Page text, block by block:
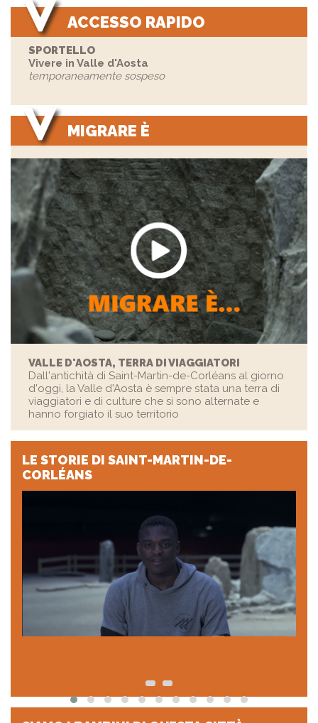
ACCESSO RAPIDO
SPORTELLO
Vivere in Valle d'Aosta
temporaneamente sospeso
MIGRARE È
VALLE D'AOSTA, TERRA DI VIAGGIATORI
Dall'antichità di Saint-Martin-de-Corléans al giorno
d'oggi, la Valle d'Aosta è sempre stata una terra di
viaggiatori e di culture che si sono alternate e
hanno forgiato il suo territorio
LE STORIE DI SAINT-MARTIN-DE-
CORLÉANS